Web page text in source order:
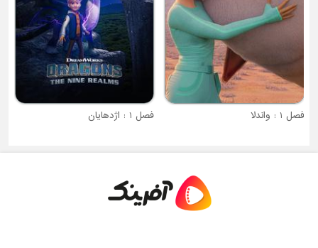
فصل 1 : واندلا فصل 1 : اژدهایان